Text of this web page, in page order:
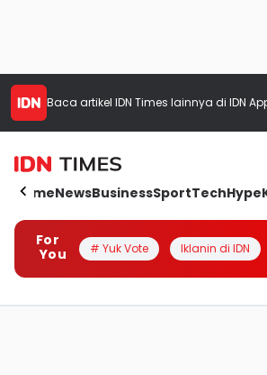
Baca artikel IDN Times lainnya di IDN
HomeNewsBusinessSportTechHype
For
You
# Yuk Vote Iklanin di IDN